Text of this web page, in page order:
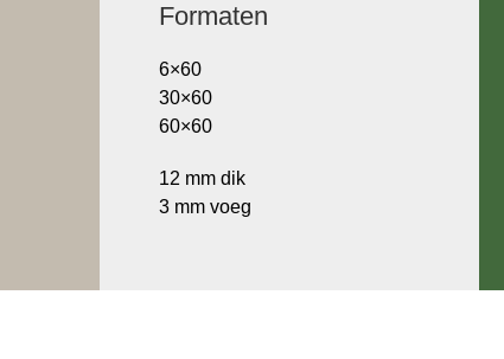
Formaten
6×60
30×60
60×60
12 mm dik
3 mm voeg